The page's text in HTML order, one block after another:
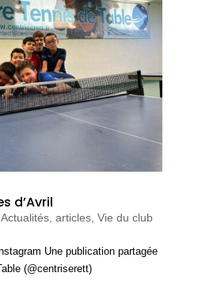
d’Avril
Actualités, articles, Vie du club
Une publication partagée
(@centriserett)